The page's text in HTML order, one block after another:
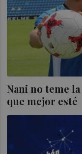
Nani no teme
que mejor esté